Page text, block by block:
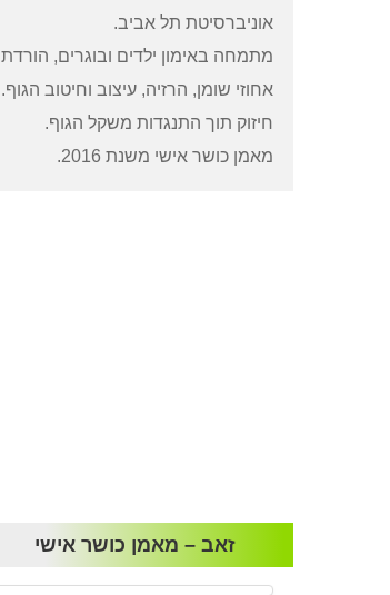
אוניברסיטת תל אביב.
מתמחה באימון ילדים ובוגרים, הורדת
אחוזי שומן, הרזיה, עיצוב וחיטוב הגוף.
חיזוק תוך התנגדות משקל הגוף.
מאמן כושר אישי משנת 2016.
זאב – מאמן כושר אישי